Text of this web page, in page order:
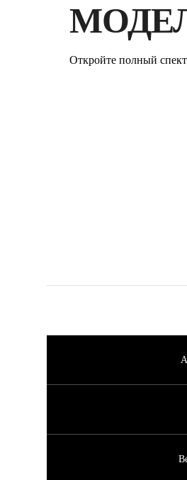
Откройте полный